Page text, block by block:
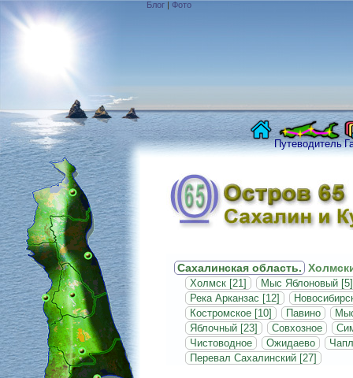
Блог | Фото
Путеводитель
Сахалинская область.
Холмск [21]
Мыс Яблоновый [5]
Река Арканзас [12]
Костромское [10]
Павино
Яблочный [23]
Совхозное
Чистоводное
Ожидаево
Перевал Сахалинский [27]